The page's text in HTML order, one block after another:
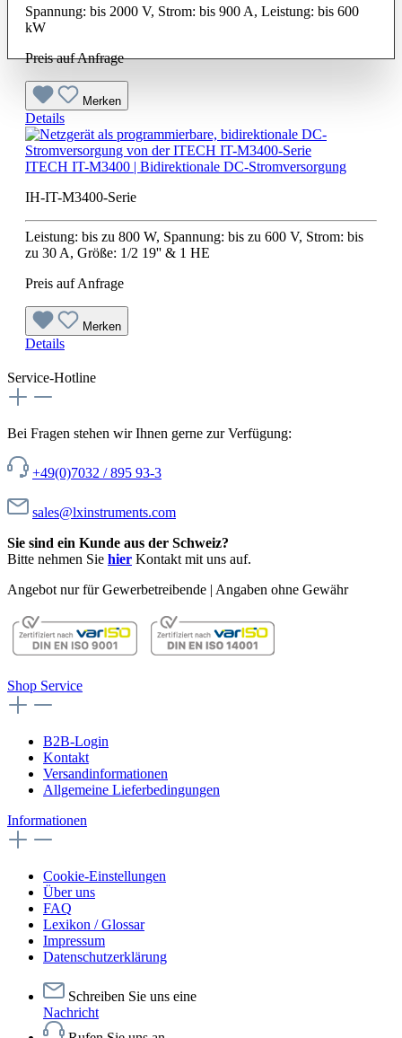
Spannung: bis 2000 V, Strom: bis 900 A, Leistung: bis 600
kW
Preis auf Anfrage
Merken
Details
ITECH IT-M3400 | Bidirektionale DC-Stromversorgung
IH-IT-M3400-Serie
Leistung: bis zu 800 W, Spannung: bis zu 600 V, Strom: bis
zu 30 A, Größe: 1/2 19'' & 1 HE
Preis auf Anfrage
Merken
Details
Service-Hotline
Bei Fragen stehen wir Ihnen gerne zur Verfügung:
+49(0)7032 / 895 93-3
sales@lxinstruments.com
Sie sind ein Kunde aus der Schweiz?
Bitte nehmen Sie hier Kontakt mit uns auf.
Angebot nur für Gewerbetreibende | Angaben ohne Gewähr
Shop Service
B2B-Login
Kontakt
Versandinformationen
Allgemeine Lieferbedingungen
Informationen
Cookie-Einstellungen
Über uns
FAQ
Lexikon / Glossar
Impressum
Datenschutzerklärung
Schreiben Sie uns eine
Nachricht